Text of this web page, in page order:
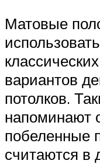
Матовые
вариантов
потолков.
напоминают
побеленные
считаются в